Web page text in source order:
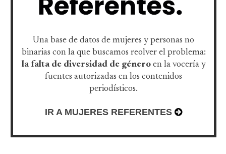
Una base de datos de mujeres y personas no
binarias con la que buscamos reolver el problema:
la falta de diversidad de género en la vocería y
fuentes autorizadas en los contenidos
periodísticos.
IR A MUJERES REFERENTES